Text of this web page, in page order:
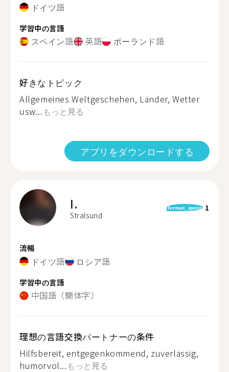
ドイツ語
学習中の言語
スペイン語 英語 ポーランド語
好きなトピック
Allgemeines Weltgeschehen, Länder, Wetter
usw... もっと見る
アプリをダウンロードする
I.
Stralsund
format_quote 1
流暢
ドイツ語 ロシア語
学習中の言語
中国語（簡体字）
理想の言語交換パートナーの条件
Hilfsbereit, entgegenkommend, zuverlässig,
humorvol... もっと見る